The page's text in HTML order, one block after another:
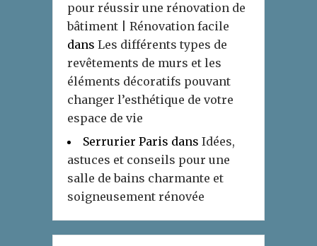
pour réussir une rénovation de
bâtiment | Rénovation facile
dans Les différents types de
revêtements de murs et les
éléments décoratifs pouvant
changer l’esthétique de votre
espace de vie
Serrurier Paris dans Idées,
astuces et conseils pour une
salle de bains charmante et
soigneusement rénovée